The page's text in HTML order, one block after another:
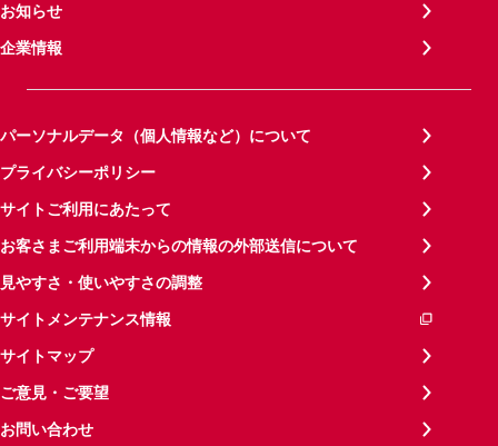
お知らせ
企業情報
パーソナルデータ（個人情報など）について
プライバシーポリシー
サイトご利用にあたって
お客さまご利用端末からの情報の外部送信について
見やすさ・使いやすさの調整
サイトメンテナンス情報
サイトマップ
ご意見・ご要望
お問い合わせ